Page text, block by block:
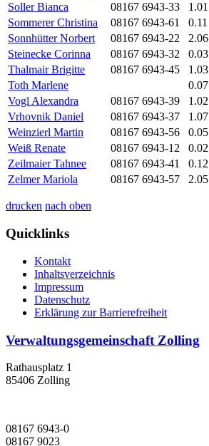
Soller Bianca
08167 6943-33 1.01
Sommerer Christina
08167 6943-61 0.11
Sonnhütter Norbert
08167 6943-22 2.06
Steinecke Corinna
08167 6943-32 0.03
Thalmair Brigitte
08167 6943-45 1.03
Toth Marlene
0.07
Vogl Alexandra
08167 6943-39 1.02
Vrhovnik Daniel
08167 6943-37 1.07
Weinzierl Martin
08167 6943-56 0.05
Weiß Renate
08167 6943-12 0.02
Zeilmaier Tahnee
08167 6943-41 0.12
Zelmer Mariola
08167 6943-57 2.05
drucken nach oben
Quicklinks
Kontakt
Inhaltsverzeichnis
Impressum
Datenschutz
Erklärung zur Barrierefreiheit
Verwaltungsgemeinschaft Zolling
Rathausplatz 1
85406 Zolling
08167 6943-0
08167 9023